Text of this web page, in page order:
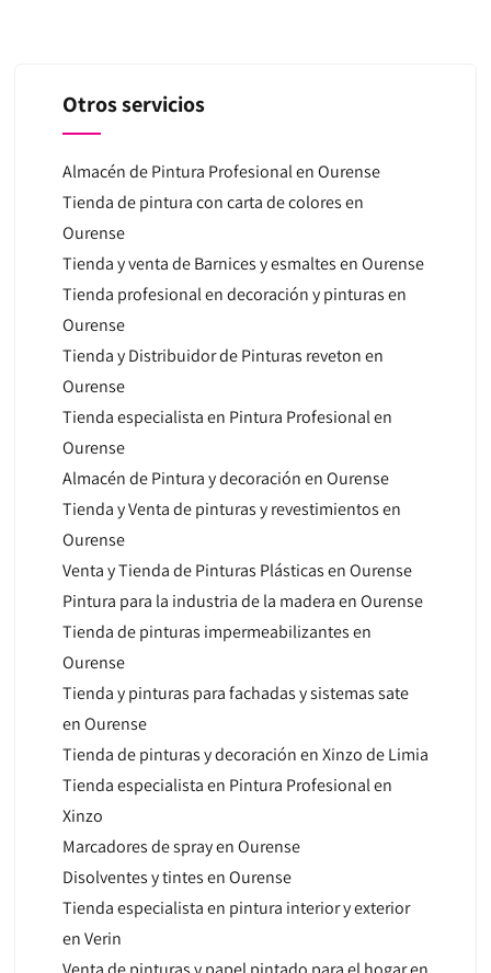
Otros servicios
Almacén de Pintura Profesional en Ourense
Tienda de pintura con carta de colores en
Ourense
Tienda y venta de Barnices y esmaltes en Ourense
Tienda profesional en decoración y pinturas en
Ourense
Tienda y Distribuidor de Pinturas reveton en
Ourense
Tienda especialista en Pintura Profesional en
Ourense
Almacén de Pintura y decoración en Ourense
Tienda y Venta de pinturas y revestimientos en
Ourense
Venta y Tienda de Pinturas Plásticas en Ourense
Pintura para la industria de la madera en Ourense
Tienda de pinturas impermeabilizantes en
Ourense
Tienda y pinturas para fachadas y sistemas sate
en Ourense
Tienda de pinturas y decoración en Xinzo de Limia
Tienda especialista en Pintura Profesional en
Xinzo
Marcadores de spray en Ourense
Disolventes y tintes en Ourense
Tienda especialista en pintura interior y exterior
en Verin